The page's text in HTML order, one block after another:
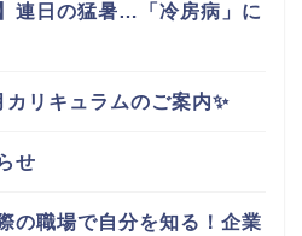
連日の猛暑…「冷房病」に
カリキュラムのご案内✨
せ
の職場で自分を知る！企業